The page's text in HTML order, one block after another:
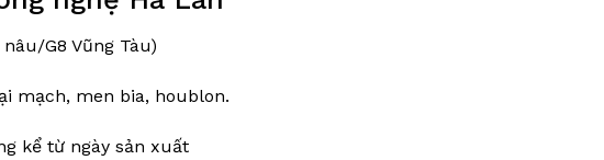
G8 Vũng Tàu)
mạch, men bia, houblon.
kể từ ngày sản xuất